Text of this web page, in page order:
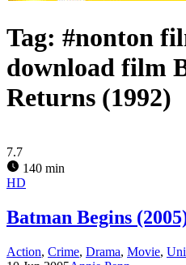
Tag: #nonton
download film
Returns (1992)
7.7
140 min
HD
Batman Begins
Action, Crime, Drama, Movie,